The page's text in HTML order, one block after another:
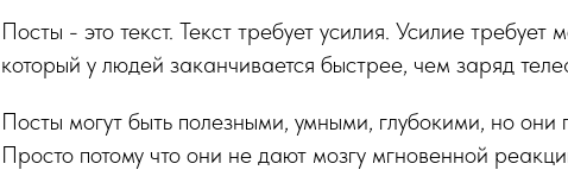
Посты - это текст. Текст требует усилия. Усилие
который у людей заканчивается быстрее, чем заряд
Посты могут быть полезными, умными, глубокими, но они
Просто потому что они не дают мозгу мгновенной